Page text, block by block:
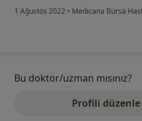
1 Ağustos 2022 • Medicana Bursa
Bu doktor/uzman mısınız?
Profili